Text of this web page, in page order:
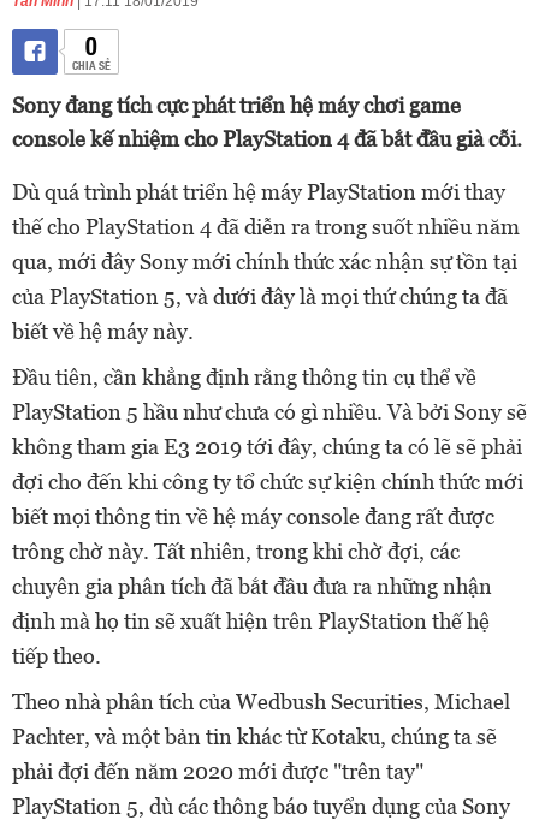
0
CHIA SẺ
Sony đang tích cực phát triển hệ máy chơi game
console kế nhiệm cho PlayStation 4 đã bắt đầu già cỗi.
Dù quá trình phát triển hệ máy PlayStation mới thay
thế cho PlayStation 4 đã diễn ra trong suốt nhiều năm
qua, mới đây Sony mới chính thức xác nhận sự tồn tại
của PlayStation 5, và dưới đây là mọi thứ chúng ta đã
biết về hệ máy này.
Đầu tiên, cần khẳng định rằng thông tin cụ thể về
PlayStation 5 hầu như chưa có gì nhiều. Và bởi Sony sẽ
không tham gia E3 2019 tới đây, chúng ta có lẽ sẽ phải
đợi cho đến khi công ty tổ chức sự kiện chính thức mới
biết mọi thông tin về hệ máy console đang rất được
trông chờ này. Tất nhiên, trong khi chờ đợi, các
chuyên gia phân tích đã bắt đầu đưa ra những nhận
định mà họ tin sẽ xuất hiện trên PlayStation thế hệ
tiếp theo.
Theo nhà phân tích của Wedbush Securities, Michael
Pachter, và một bản tin khác từ Kotaku, chúng ta sẽ
phải đợi đến năm 2020 mới được "trên tay"
PlayStation 5, dù các thông báo tuyển dụng của Sony